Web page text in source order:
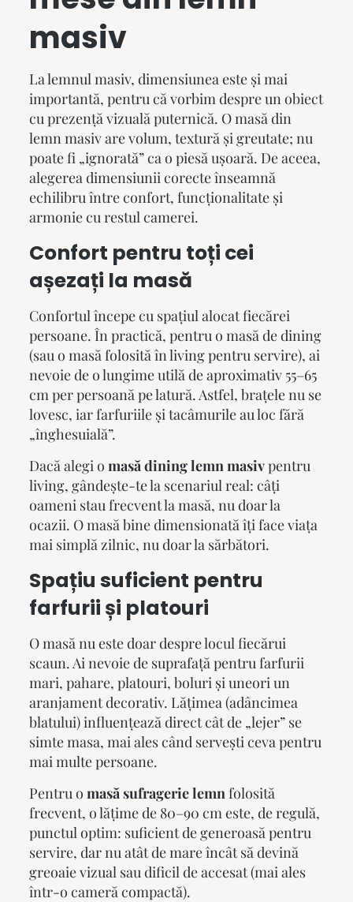
masiv
La lemnul masiv, dimensiunea este și mai
importantă, pentru că vorbim despre un obiect
cu prezență vizuală puternică. O masă din
lemn masiv are volum, textură și greutate; nu
poate fi „ignorată” ca o piesă ușoară. De aceea,
alegerea dimensiunii corecte înseamnă
echilibru între confort, funcționalitate și
armonie cu restul camerei.
Confort pentru toți cei
așezați la masă
Confortul începe cu spațiul alocat fiecărei
persoane. În practică, pentru o masă de dining
(sau o masă folosită în living pentru servire), ai
nevoie de o lungime utilă de aproximativ 55–65
cm per persoană pe latură. Astfel, brațele nu se
lovesc, iar farfuriile și tacâmurile au loc fără
„înghesuială”.
Dacă alegi o masă dining lemn masivpentru
living, gândește-te la scenariul real: câți
oameni stau frecvent la masă, nu doar la
ocazii. O masă bine dimensionată îți face viața
mai simplă zilnic, nu doar la sărbători.
Spațiu suficient pentru
farfurii și platouri
O masă nu este doar despre locul fiecărui
scaun. Ai nevoie de suprafață pentru farfurii
mari, pahare, platouri, boluri și uneori un
aranjament decorativ. Lățimea (adâncimea
blatului) influențează direct cât de „lejer” se
simte masa, mai ales când servești ceva pentru
mai multe persoane.
Pentru o masă sufragerie lemnfolosită
frecvent, o lățime de 80–90 cm este, de regulă,
punctul optim: suficient de generoasă pentru
servire, dar nu atât de mare încât să devină
greoaie vizual sau dificil de accesat (mai ales
într-o cameră compactă).